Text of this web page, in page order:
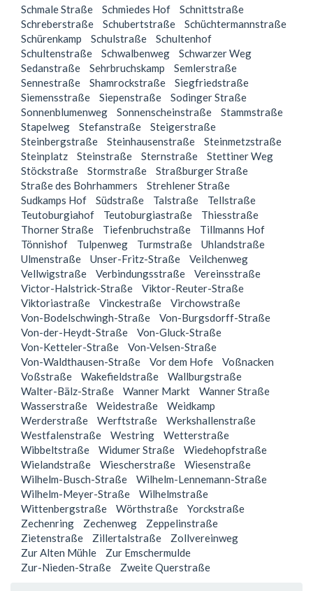
Schmale Straße
Schmiedes Hof
Schnittstraße
Schreberstraße
Schubertstraße
Schüchtermannstraße
Schürenkamp
Schulstraße
Schultenhof
Schultenstraße
Schwalbenweg
Schwarzer Weg
Sedanstraße
Sehrbruchskamp
Semlerstraße
Sennestraße
Shamrockstraße
Siegfriedstraße
Siemensstraße
Siepenstraße
Sodinger Straße
Sonnenblumenweg
Sonnenscheinstraße
Stammstraße
Stapelweg
Stefanstraße
Steigerstraße
Steinbergstraße
Steinhausenstraße
Steinmetzstraße
Steinplatz
Steinstraße Sternstraße
Stettiner Weg
Stöckstraße
Stormstraße
Straßburger Straße
Straße des Bohrhammers
Strehlener Straße
Sudkamps Hof
Südstraße Talstraße
Tellstraße
Teutoburgiahof
Teutoburgiastraße
Thiesstraße
Thorner Straße
Tiefenbruchstraße
Tillmanns Hof
Tönnishof
Tulpenweg Turmstraße
Uhlandstraße
Ulmenstraße
Unser-Fritz-Straße
Veilchenweg
Vellwigstraße
Verbindungsstraße
Vereinsstraße
Victor-Halstrick-Straße
Viktor-Reuter-Straße
Viktoriastraße
Vinckestraße
Virchowstraße
Von-Bodelschwingh-Straße
Von-Burgsdorff-Straße
Von-der-Heydt-Straße
Von-Gluck-Straße
Von-Ketteler-Straße
Von-Velsen-Straße
Von-Waldthausen-Straße
Vor dem Hofe
Voßnacken
Voßstraße
Wakefieldstraße
Wallburgstraße
Walter-Bälz-Straße
Wanner Markt
Wanner Straße
Wasserstraße
Weidestraße
Weidkamp
Werderstraße
Werftstraße
Werkshallenstraße
Westfalenstraße
Westring
Wetterstraße
Wibbeltstraße
Widumer Straße
Wiedehopfstraße
Wielandstraße
Wiescherstraße
Wiesenstraße
Wilhelm-Busch-Straße
Wilhelm-Lennemann-Straße
Wilhelm-Meyer-Straße
Wilhelmstraße
Wittenbergstraße
Wörthstraße
Yorckstraße
Zechenring
Zechenweg
Zeppelinstraße
Zietenstraße
Zillertalstraße
Zollvereinweg
Zur Alten Mühle
Zur Emschermulde
Zur-Nieden-Straße
Zweite Querstraße